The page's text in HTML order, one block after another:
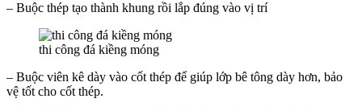
– Buộc thép tạo thành khung rồi lắp đúng vào vị trí
thi công đá kiềng móng
– Buộc viên kê dày vào cốt thép để giúp lớp bê tông dày hơn, bảo
vệ tốt cho cốt thép.